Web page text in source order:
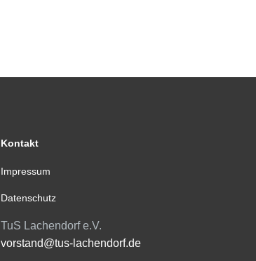
Kontakt
Impressum
Datenschutz
TuS Lachendorf e.V.
vorstand@tus-lachendorf.de